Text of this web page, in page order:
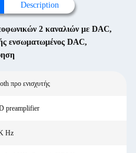
Description
2 καναλιών με DAC,
ενσωματωμένος DAC,
προ ενισχυτής
preamplifier
Hz